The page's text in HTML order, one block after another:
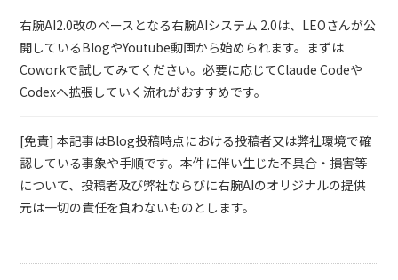
右腕AI2.0改のベースとなる右腕AIシステム 2.0は、LEOさんが公
開しているBlogやYoutube動画から始められます。まずは
Coworkで試してみてください。必要に応じてClaude Codeや
Codexへ拡張していく流れがおすすめです。
[免責] 本記事はBlog投稿時点における投稿者又は弊社環境で確
認している事象や手順です。本件に伴い生じた不具合・損害等
について、投稿者及び弊社ならびに右腕AIのオリジナルの提供
元は一切の責任を負わないものとします。